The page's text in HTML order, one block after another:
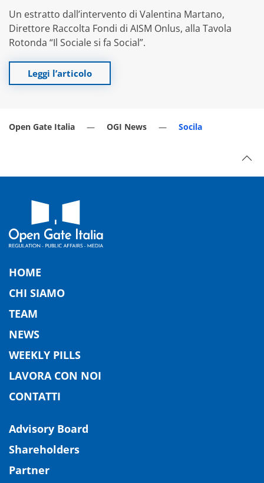
Un estratto dall’intervento di Valentina Martano,
Direttore Raccolta Fondi di AISM Onlus, alla Tavola
Rotonda “Il Sociale si fa Social”.
Leggi l’articolo
Open Gate Italia OGI News Socila
HOME
CHI SIAMO
TEAM
NEWS
WEEKLY PILLS
LAVORA CON NOI
CONTATTI
Advisory Board
Shareholders
Partner